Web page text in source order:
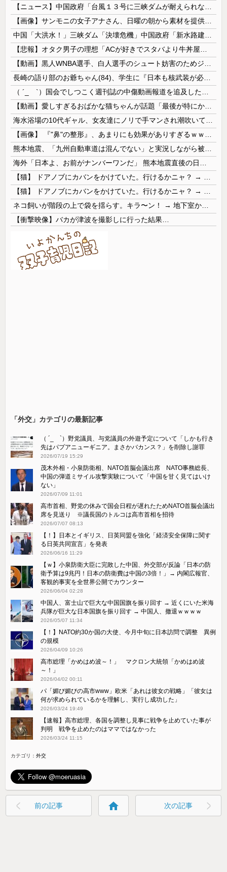
【衝撃映像】バカが津波を撮影しに行った結果…
「外交」カテゴリの最新記事
（ ´_ゝ`）野党議員、与党議員の外遊予定について「しかも行き
先はパプアニューギニア。まさかバカンス？」を削除し謝罪
2026/07/19 15:29
茂木外相・小泉防衛相、NATO首脳会議出席 NATO事務総長、
中国の弾道ミサイル攻撃実験について「中国を甘く見てはいけ
ない」
2026/07/09 11:01
高市首相、野党の休みで国会日程が遅れたためNATO首脳会議出
席を見送り ※議長国のトルコは高市首相を招待
2026/07/07 08:13
【！】日本とイギリス、日英同盟を強化「経済安全保障に関す
る日英共同宣言」を発表
2026/06/16 11:29
【ｗ】小泉防衛大臣に完敗した中国、外交部が反論「日本の防
衛予算は9兆円！日本の防衛費は中国の3倍！」→ 内閣広報官、
客観的事実を全世界公開でカウンター
2026/06/04 02:28
中国人、富士山で巨大な中国国旗を振り回す → 近くにいた米海
兵隊が巨大な日本国旗を振り回す → 中国人、撤退ｗｗｗｗ
2026/05/07 11:34
【！】NATO約30か国の大使、今月中旬に日本訪問で調整 異例
の規模
2026/04/09 10:26
高市総理「かめはめ波～！」 マクロン大統領「かめはめ波
～！」
2026/04/02 00:11
パ「媚び媚びの高市www」欧米「あれは彼女の戦略」「彼女は
何が求められているかを理解し、実行し成功した」
2026/03/24 19:49
【速報】高市総理、各国を調整し見事に戦争を止めていた事が
判明 戦争を止めたのはママではなかった
2026/03/24 11:15
カテゴリ：外交
前の記事 home 次の記事